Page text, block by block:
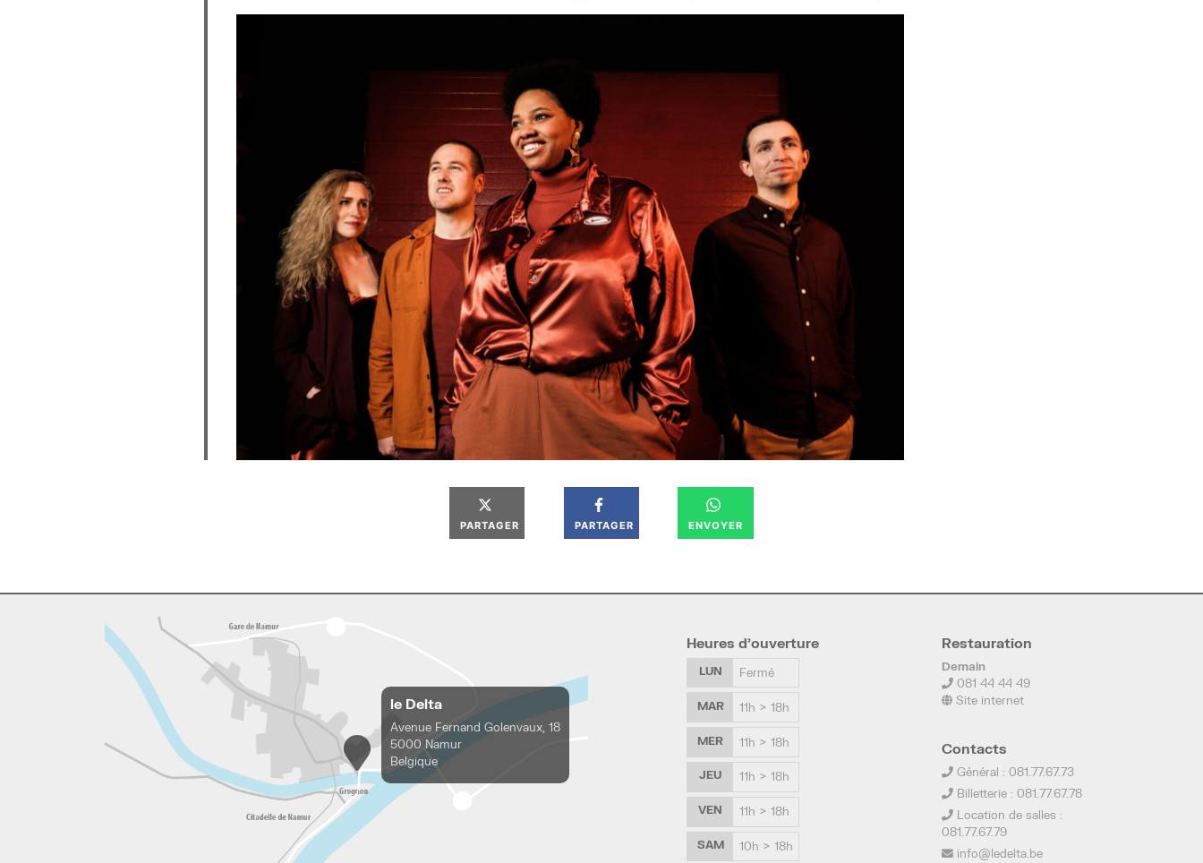
PARTAGER PARTAGER ENVOYER
le Delta
Avenue Fernand Golenvaux, 18
5000 Namur
Belgique
Heures d’ouverture
LUN Fermé
MAR 11h > 18h
MER 11h > 18h
JEU 11h > 18h
VEN 11h > 18h
SAM 10h > 18h
Restauration
Demain
081 44 44 49
Site internet
Contacts
Général : 081.77.67.73
Billetterie : 081.77.67.78
Location de salles :
081.77.67.79
info@ledelta.be